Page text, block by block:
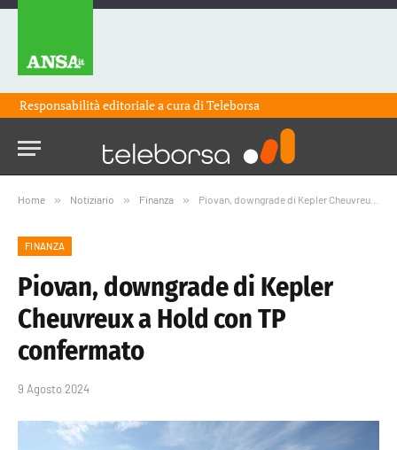
Responsabilità editoriale a cura diTeleborsa
Home » Notiziario » Finanza » Piovan, downgrade di Kepler Cheuvreux a Hold con TP confermato
FINANZA
Piovan, downgrade di Kepler
Cheuvreux a Hold con TP
confermato
9 Agosto 2024